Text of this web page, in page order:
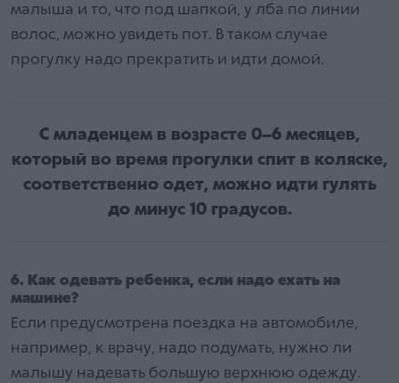
малыша и то, что под шапкой, у лба по линии
волос, можно увидеть пот. В таком случае
прогулку надо прекратить и идти домой.
С младенцем в возрасте 0–6 месяцев,
который во время прогулки спит в коляске,
соответственно одет, можно идти гулять
до минус 10 градусов.
6. Как одевать ребенка, если надо ехать на
машине?
Если предусмотрена поездка на автомобиле,
например, к врачу, надо подумать, нужно ли
малышу надевать большую верхнюю одежду.